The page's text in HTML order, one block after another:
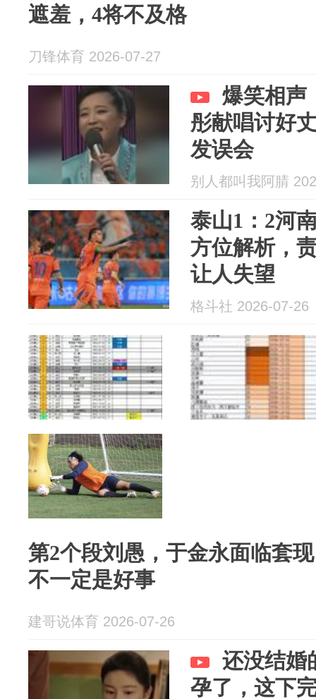
遮羞，4将不及格
刀锋体育 2026-07-27
爆笑相声
彤献唱讨好
发误会
别人都叫我阿腈
泰山1：2河
方位解析，
让人失望
格斗社 2026-07-26
第2个段刘愚，于金永面临套
不一定是好事
建哥说体育 2026-07-26
还没结婚
孕了，这下